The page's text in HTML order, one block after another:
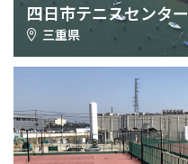
四日市テニスセンター
三重県